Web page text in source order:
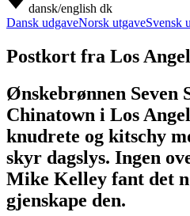
dansk/english dk
Dansk udgaveNorsk utgaveSvensk
Postkort fra Los
Ønskebrønnen Seven
Chinatown i Los
knudrete og kitschy
skyr dagslys. Ingen
Mike Kelley fant det
gjenskape den.